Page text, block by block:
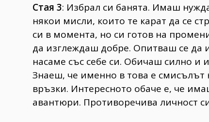
Стая 3: Избрал си банята. Имаш
някои мисли, които те карат да се
си в момента, но си готов на
да изглеждаш добре. Опитваш се да
насаме със себе си. Обичаш силно и
Знаеш, че именно в това е смисълът
връзки. Интересното обаче е, че
авантюри. Противоречива личност